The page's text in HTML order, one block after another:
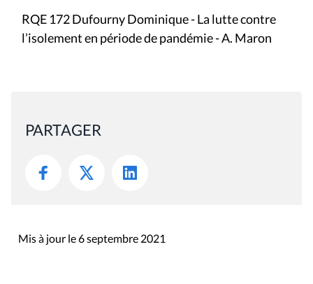
RQE 172 Dufourny Dominique - La lutte contre
l’isolement en période de pandémie - A. Maron
PARTAGER
Mis à jour le 6 septembre 2021